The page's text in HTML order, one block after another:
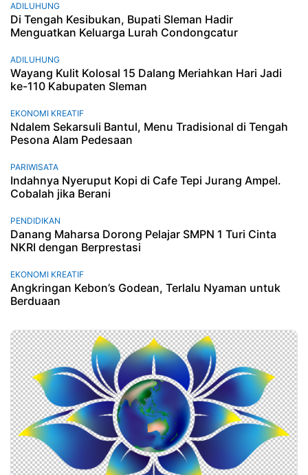
ADILUHUNG
Di Tengah Kesibukan, Bupati Sleman Hadir
Menguatkan Keluarga Lurah Condongcatur
ADILUHUNG
Wayang Kulit Kolosal 15 Dalang Meriahkan Hari Jadi
ke-110 Kabupaten Sleman
EKONOMI KREATIF
Ndalem Sekarsuli Bantul, Menu Tradisional di Tengah
Pesona Alam Pedesaan
PARIWISATA
Indahnya Nyeruput Kopi di Cafe Tepi Jurang Ampel.
Cobalah jika Berani
PENDIDIKAN
Danang Maharsa Dorong Pelajar SMPN 1 Turi Cinta
NKRI dengan Berprestasi
EKONOMI KREATIF
Angkringan Kebon’s Godean, Terlalu Nyaman untuk
Berduaan